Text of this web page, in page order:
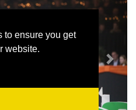
to ensure you get
website.
Next